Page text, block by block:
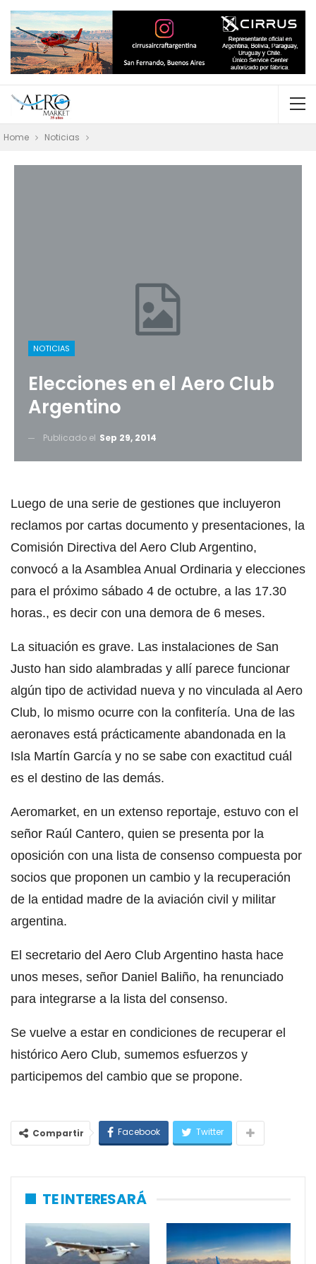
Home Noticias
NOTICIAS
Elecciones en el Aero Club
Argentino
Publicado el Sep 29, 2014
Luego de una serie de gestiones que incluyeron
reclamos por cartas documento y presentaciones, la
Comisión Directiva del Aero Club Argentino,
convocó a la Asamblea Anual Ordinaria y elecciones
para el próximo sábado 4 de octubre, a las 17.30
horas., es decir con una demora de 6 meses.
La situación es grave. Las instalaciones de San
Justo han sido alambradas y allí parece funcionar
algún tipo de actividad nueva y no vinculada al Aero
Club, lo mismo ocurre con la confitería. Una de las
aeronaves está prácticamente abandonada en la
Isla Martín García y no se sabe con exactitud cuál
es el destino de las demás.
Aeromarket, en un extenso reportaje, estuvo con el
señor Raúl Cantero, quien se presenta por la
oposición con una lista de consenso compuesta por
socios que proponen un cambio y la recuperación
de la entidad madre de la aviación civil y militar
argentina.
El secretario del Aero Club Argentino hasta hace
unos meses, señor Daniel Baliño, ha renunciado
para integrarse a la lista del consenso.
Se vuelve a estar en condiciones de recuperar el
histórico Aero Club, sumemos esfuerzos y
participemos del cambio que se propone.
Compartir Facebook Twitter
TE INTERESARÁ